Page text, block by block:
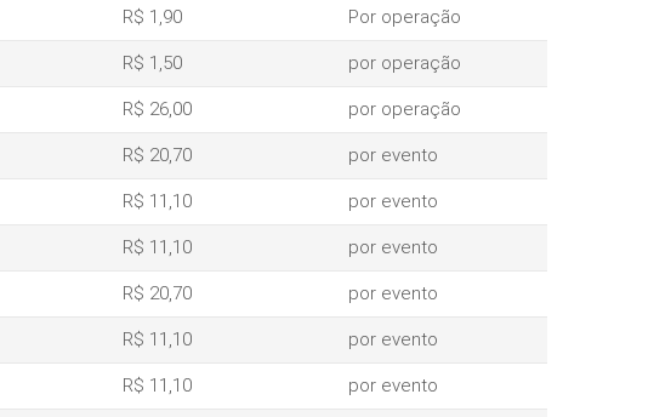
R$ 1,90 Por operação
R$ 1,50 por operação
R$ 26,00 por operação
R$ 20,70 por evento
R$ 11,10 por evento
R$ 11,10 por evento
R$ 20,70 por evento
R$ 11,10 por evento
R$ 11,10 por evento